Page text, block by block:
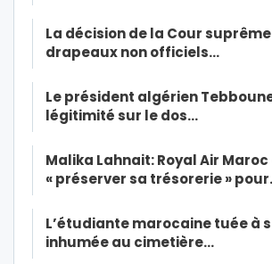
La décision de la Cour
drapeaux non officiels…
Le président algérien
légitimité sur le dos…
Malika Lahnait: Royal Air
« préserver sa trésorerie »
L’étudiante marocaine tuée à
inhumée au cimetière…